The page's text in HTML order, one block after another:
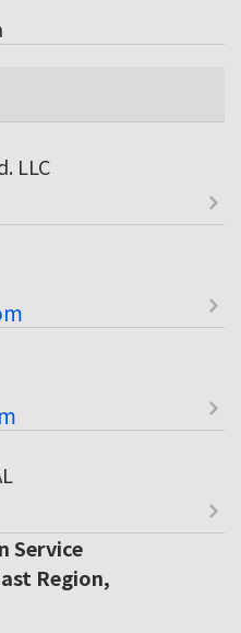
LLC
Service
Region,